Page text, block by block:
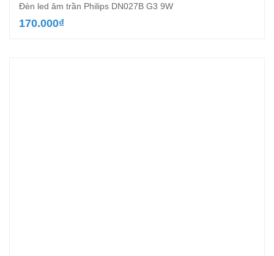
Đèn led âm trần Philips DN027B G3 9W
170.000₫